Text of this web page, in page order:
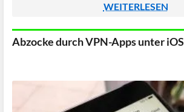
WEITERLESEN
Abzocke durch VPN-Apps unter iOS